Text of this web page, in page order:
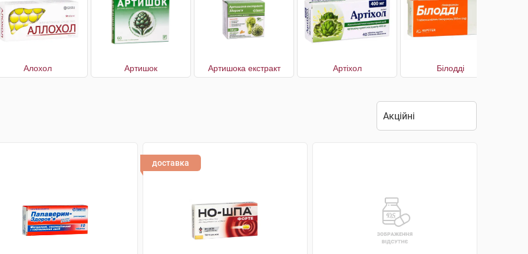
Алохол Артишок Артишока екстракт Артіхол Білодді
доставка